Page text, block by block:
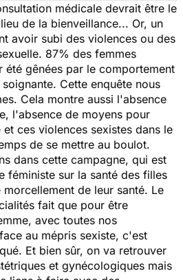
médicale devrait être le
de la bienveillance... Or, un
avoir subi des violences ou des
87% des femmes
été gênées par le comportement
Cette enquête nous
Cela montre aussi l'absence
l'absence de moyens pour
ces violences sexistes dans le
de se mettre au boulot.
dans cette campagne, qui est
féministe sur la santé des filles
de leur santé. Le
fait que pour être
avec toutes nos
au mépris sexiste, c'est
Et bien sûr, on va retrouver
et gynécologiques mais